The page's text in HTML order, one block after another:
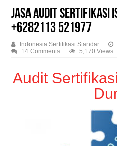
JASA AUDIT
+6282113 521977
Indonesia Sertifikasi Standar
14 Comments
5,170 Views
Audit